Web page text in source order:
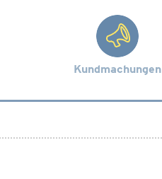
Kundmachungen